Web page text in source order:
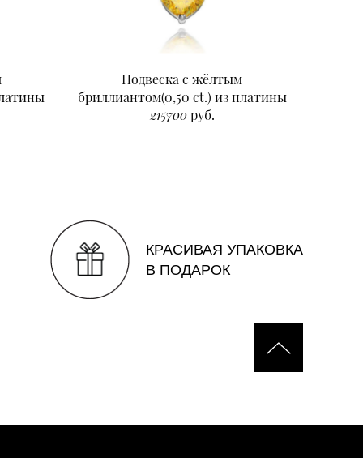
Подвеска с жёлтым
бриллиантом(0,50 ct.) из платины
215700руб.
КРАСИВАЯ УПАКОВКА
В ПОДАРОК